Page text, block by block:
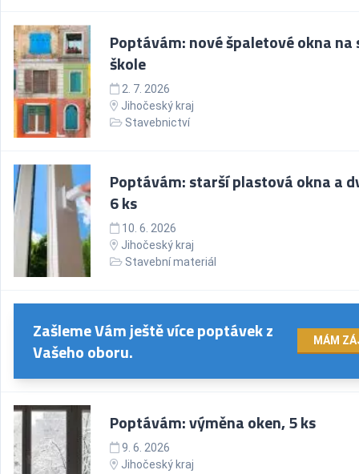
Poptávám: nové špaletové okna na
škole
2. 7. 2026
Jihočeský kraj
Stavebnictví
Poptávám: starší plastová okna a
6 ks
10. 6. 2026
Jihočeský kraj
Stavební materiál
Zašleme Vám ještě více poptávek z
Vašeho oboru.
MÁM
Poptávám: výměna oken, 5 ks
9. 6. 2026
Jihočeský kraj